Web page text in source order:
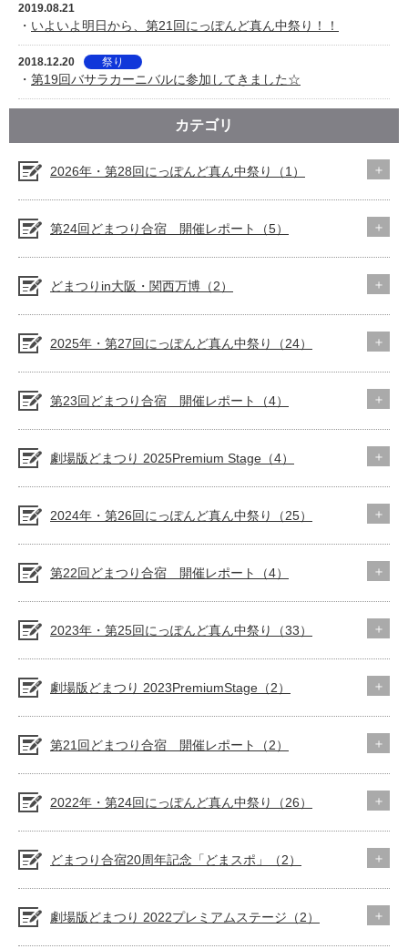
2019.08.21
・ いよいよ明日から、第21回にっぽんど真ん中祭り！！
2018.12.20 祭り
・ 第19回バサラカーニバルに参加してきました☆
カテゴリ
2026年・第28回にっぽんど真ん中祭り（1）
第24回どまつり合宿 開催レポート（5）
どまつりin大阪・関西万博（2）
2025年・第27回にっぽんど真ん中祭り（24）
第23回どまつり合宿 開催レポート（4）
劇場版どまつり 2025Premium Stage（4）
2024年・第26回にっぽんど真ん中祭り（25）
第22回どまつり合宿 開催レポート（4）
2023年・第25回にっぽんど真ん中祭り（33）
劇場版どまつり 2023PremiumStage（2）
第21回どまつり合宿 開催レポート（2）
2022年・第24回にっぽんど真ん中祭り（26）
どまつり合宿20周年記念「どまスポ」（2）
劇場版どまつり 2022プレミアムステージ（2）